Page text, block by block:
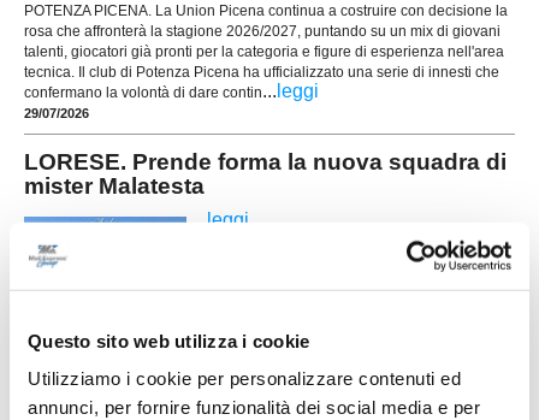
Questo sito web utilizza i cookie
Utilizziamo i cookie per personalizzare contenuti ed
annunci, per fornire funzionalità dei social media e per
POTENZA PICENA. La Union Picena continua a costruire con decisione la
rosa che affronterà la stagione 2026/2027, puntando su un mix di giovani
talenti, giocatori già pronti per la categoria e figure di esperienza nell'area
tecnica. Il club di Potenza Picena ha ufficializzato una serie di innesti che
confermano la volontà di dare contin... leggi
29/07/2026
LORESE. Prende forma la nuova squadra di
mister Malatesta
leggi
RICCI: "Mercato importante, ora dobbiamo
diventare una squadra"